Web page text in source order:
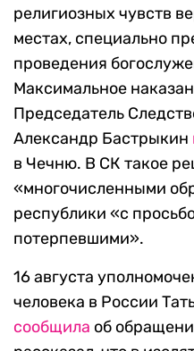
религиозных чувств
местах, специально
проведения
Максимальное
Председатель
Александр Бастрыкин
в Чечню. В СК такое
«многочисленными
республики «с
потерпевшими».
16 августа
человека в России
сообщила об